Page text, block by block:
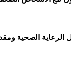
الرعاية الصحية